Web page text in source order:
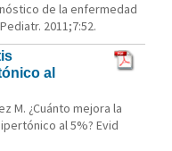
de la enfermedad
2011;7:52.
al
M. ¿Cuánto mejora la
al 5%? Evid